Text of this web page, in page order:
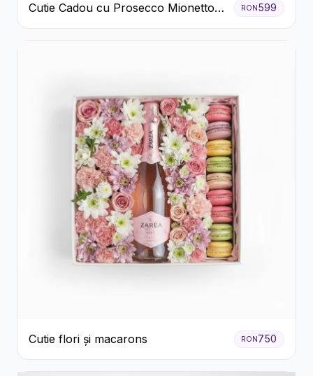
Cutie Cadou cu Prosecco Mionetto
Ferrero Rocher și Flori Pastelate
RON599
Cutie flori și macarons RON750